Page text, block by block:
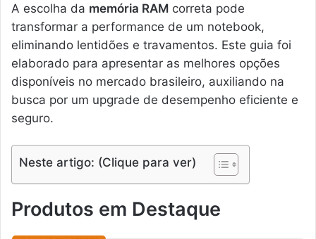
A escolha da memória RAM correta pode
transformar a performance de um notebook,
eliminando lentidões e travamentos. Este guia foi
elaborado para apresentar as melhores opções
disponíveis no mercado brasileiro, auxiliando na
busca por um upgrade de desempenho eficiente e
seguro.
Neste artigo: (Clique para ver)
Produtos em Destaque